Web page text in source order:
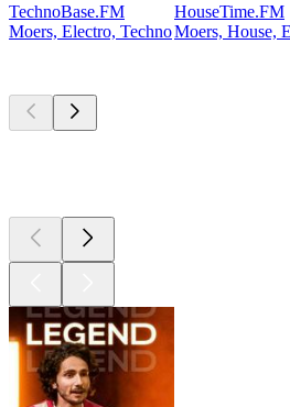
TechnoBase.FM
Moers, Electro, Techno
HouseTime.FM
Moers, House,